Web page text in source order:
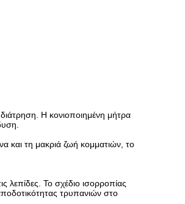
Η κονιοποιημένη μήτρα
και τη μακριά ζωή κομματιών, το
λεπίδες. Το σχέδιο ισορροπίας
τρυπανιών στο